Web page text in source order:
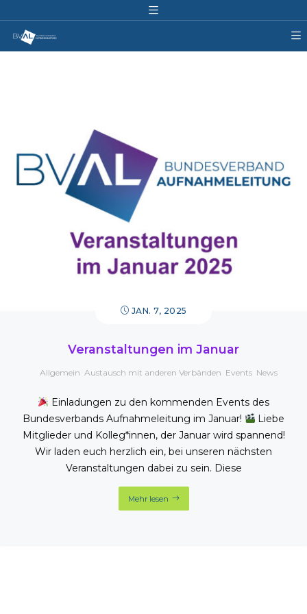
JAN. 7, 2025
Veranstaltungen im Januar
Allgemein Austausch mit anderen Verbänden Events, News
Einladungen zu den kommenden Events des
Bundesverbands Aufnahmeleitung im Januar!
Liebe
Mitglieder und Kolleg*innen, der Januar wird spannend!
Wir laden euch herzlich ein, bei unseren nächsten
Veranstaltungen dabei zu sein. Diese
Mehr lesen